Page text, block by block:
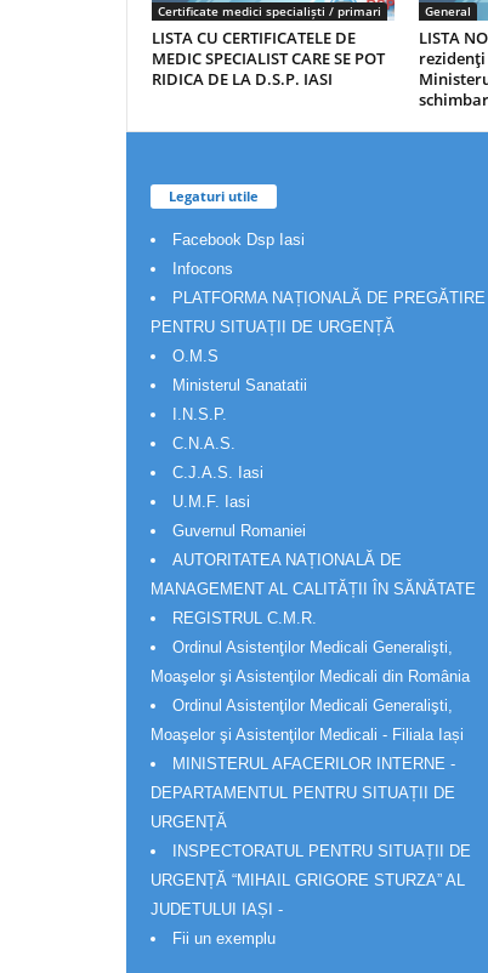
Certificate medici specialiști / primari
LISTA CU CERTIFICATELE DE
MEDIC SPECIALIST CARE SE POT
RIDICA DE LA D.S.P. IASI
General
LISTA
Legaturi utile
Facebook Dsp Iasi
Infocons
PLATFORMA NAȚIONALĂ DE PREGĂTIRE
PENTRU SITUAȚII DE URGENȚĂ
O.M.S
Ministerul Sanatatii
I.N.S.P.
C.N.A.S.
C.J.A.S. Iasi
U.M.F. Iasi
Guvernul Romaniei
AUTORITATEA NAȚIONALĂ DE
MANAGEMENT AL CALITĂȚII ÎN SĂNĂTATE
REGISTRUL C.M.R.
Ordinul Asistenţilor Medicali Generalişti,
Moaşelor şi Asistenţilor Medicali din România
Ordinul Asistenţilor Medicali Generalişti,
Moaşelor şi Asistenţilor Medicali - Filiala Iași
MINISTERUL AFACERILOR INTERNE -
DEPARTAMENTUL PENTRU SITUAȚII DE
URGENȚĂ
INSPECTORATUL PENTRU SITUAȚII DE
URGENȚĂ “MIHAIL GRIGORE STURZA” AL
JUDETULUI IAȘI -
Fii un exemplu